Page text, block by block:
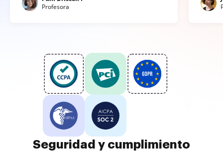
Profesora
Seguridad y cumplimiento